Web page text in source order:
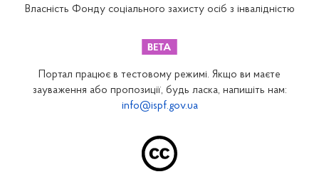
Закарпатське відділення
Запорізьке відділення
Власність Фонду соціального захисту осіб з інвалідністю
Портал працює в тестовому режимі. Якщо ви маєте
зауваження або пропозиції, будь ласка, напишіть нам:
info@ispf.gov.ua